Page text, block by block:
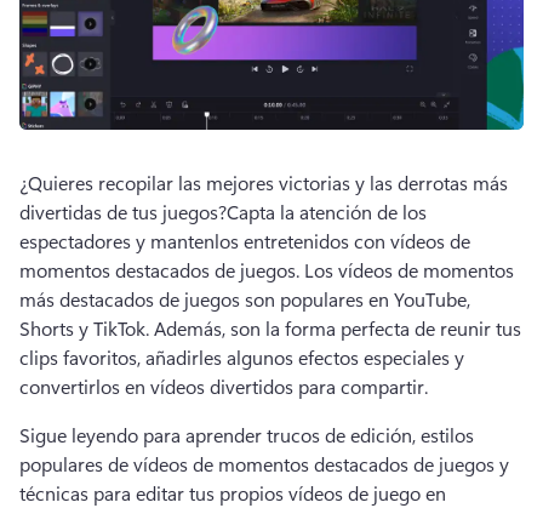
¿Quieres recopilar las mejores victorias y las derrotas más
divertidas de tus juegos?Capta la atención de los
espectadores y mantenlos entretenidos con vídeos de
momentos destacados de juegos. Los vídeos de momentos
más destacados de juegos son populares en YouTube,
Shorts y TikTok. Además, son la forma perfecta de reunir tus
clips favoritos, añadirles algunos efectos especiales y
convertirlos en vídeos divertidos para compartir.
Sigue leyendo para aprender trucos de edición, estilos
populares de vídeos de momentos destacados de juegos y
técnicas para editar tus propios vídeos de juego en